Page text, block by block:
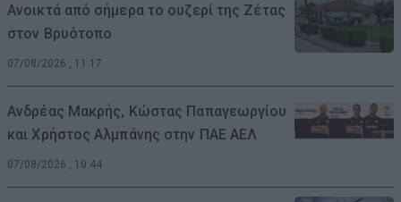
Ανοικτά από σήμερα το ουζερί της Ζέτας
στον Βρυότοπο
07/08/2026 , 11:17
Ανδρέας Μακρής, Κώστας Παπαγεωργίου
και Χρήστος Αλμπάνης στην ΠΑΕ ΑΕΛ
07/08/2026 , 10:44